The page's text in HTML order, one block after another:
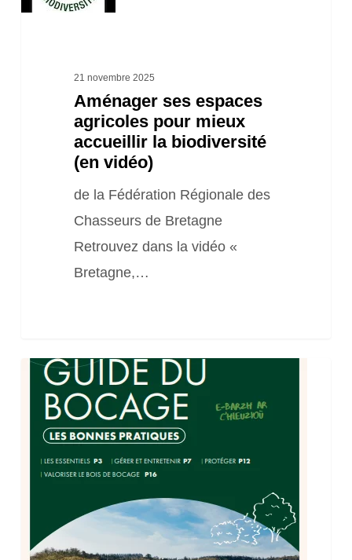
espaces
accueillir
biodiversité
21 novembre 2025
Aménager ses espaces
agricoles pour mieux
accueillir la biodiversité
(en vidéo)
de la Fédération Régionale des
Chasseurs de Bretagne
Retrouvez dans la vidéo «
Bretagne,…
Guide
bocage :
bonnes
(2025)